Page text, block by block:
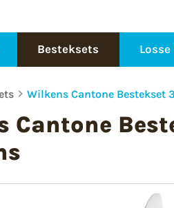
Besteksets
Wilkens Cantone Bestekset
Cantone